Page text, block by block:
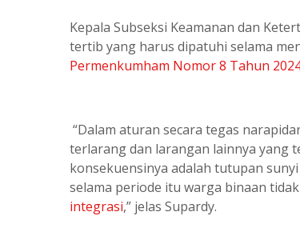
Kepala Subseksi Keamanan dan
tertib yang harus dipatuhi selama
Permenkumham Nomor 8 Tahun
“Dalam aturan secara tegas
terlarang dan larangan lainnya yang
konsekuensinya adalah tutupan
selama periode itu warga binaan
integrasi,” jelas Supardy.